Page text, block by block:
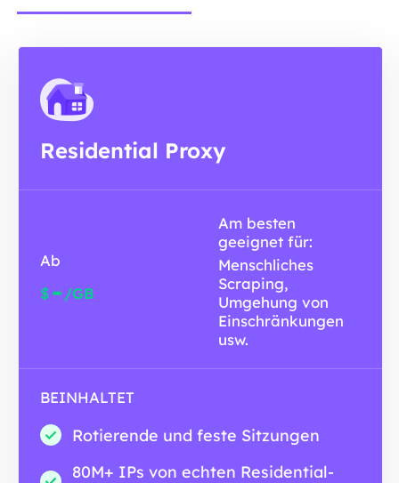
Residential Proxy
Ab
$- /GB
Am besten
geeignet für:
Menschliches
Scraping,
Umgehung von
Einschränkungen
usw.
BEINHALTET
Rotierende und feste Sitzungen
80M+ IPs von echten Residential-